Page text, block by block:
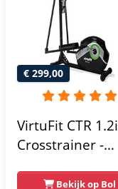
€ 299,00
VirtuFit CTR 1.2i
Crosstrainer -
Programma's -
Bekijk op Bol